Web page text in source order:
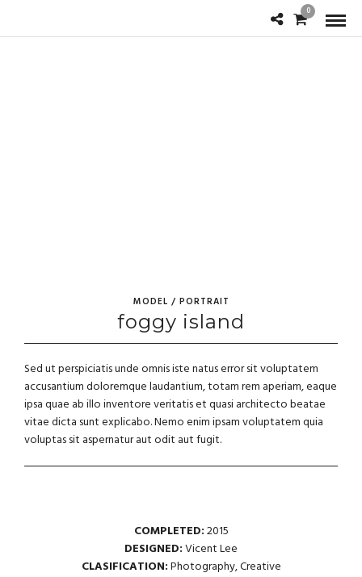
0
MODEL / PORTRAIT
foggy island
Sed ut perspiciatis unde omnis iste natus error sit voluptatem
accusantium doloremque laudantium, totam rem aperiam, eaque
ipsa quae ab illo inventore veritatis et quasi architecto beatae
vitae dicta sunt explicabo. Nemo enim ipsam voluptatem quia
voluptas sit aspernatur aut odit aut fugit.
COMPLETED:2015
DESIGNED:Vicent Lee
CLASIFICATION:Photography, Creative